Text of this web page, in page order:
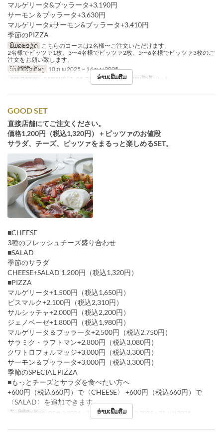
マルゲリータ&ブッラータ+3,190円
サーモン＆ブッラータ+3,630円
マルゲリータxサーモン&ブッラータ+3,410円
季節のPIZZA
ພິມລະອຽດ こちらのコースは2名様〜ご注文いただけます。
2名様でピッツァ1枚、3〜4名様でピッツァ2枚、5〜6名様でピッツァ3枚のご
注文をお願い致します。
ວັນທີທີ່ຖືກຕ້ອງ 10 ກ.ພ 2025 ~ 14 ກ.ພ 2025
ຄາບອາຫານ
ອາຫານທ່ຽງ, ຊາ, ອາຫານຄ່ຳ ຈຳກັດການສັ່ງຊື້ 2 ~ 6
ອ່ານເພີ່ມຕື່ມ
GOOD SET
直接店舗にてご注文ください。
価格1,200円（税込1,320円）＋ピッツァのお値段
サラダ、チーズ、ピッツァをまるっと楽しめるSET。
■CHEESE
3種のフレッシュチーズ盛り合わせ
■SALAD
季節のサラダ
CHEESE+SALAD 1,200円（税込1,320円）
■PIZZA
マルゲリータ+1,500円（税込1,650円）
ビスマルク+2,100円（税込2,310円）
サルシッチャ+2,000円（税込2,200円）
ジェノベーゼ+1,800円（税込1,980円）
マルゲリータ＆ブッラータ+2,500円（税込2,750円）
サラミク・ラフトマン+2,800円（税込3,080円）
クワトロフォルマッジ+3,000円（税込3,300円）
サーモン＆ブッラータ+3,000円（税込3,300円）
季節のSPECIAL PIZZA
■もっとチーズとサラダを食べたい方へ
+600円（税込660円）で〈CHEESE〉 +600円（税込660円）で
〈SALAD〉を追加できます
ວັນທີທີ່ຖືກຕ້ອງ 03 ທ.ວ 2024 ~ 22 ທ.ວ 2024, 26 ທ.ວ 2024 ~ 31 ມ.ນ 2025
ອ່ານເພີ່ມຕື່ມ